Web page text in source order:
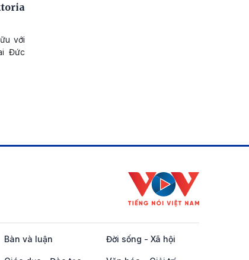
với
Đức
Bàn và luận Đời sống - Xã hội